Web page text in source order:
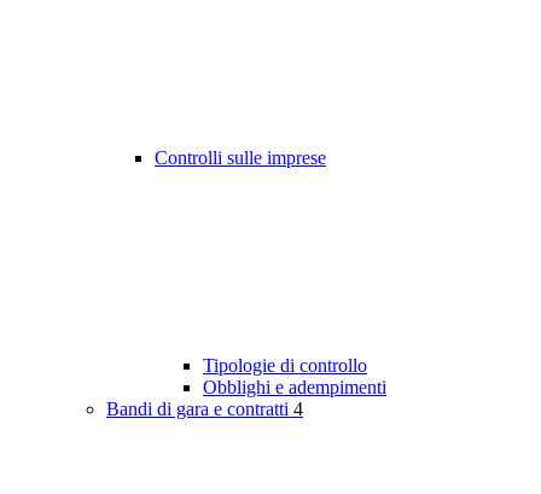
Controlli sulle imprese
Tipologie di controllo
Obblighi e adempimenti
Bandi di gara e contratti 4